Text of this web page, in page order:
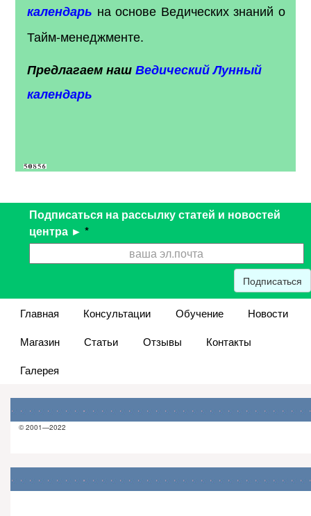
календарь на основе Ведических знаний о
Тайм-менеджменте.
Предлагаем нашВедический Лунный
календарь
Подписаться на рассылку статей и новостей
центра ► *
Подписаться
Главная Консультации Обучение
Новости
Магазин
Статьи Отзывы
Контакты
Галерея
© 2001—2022